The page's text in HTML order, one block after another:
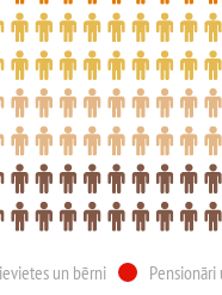
un bērni